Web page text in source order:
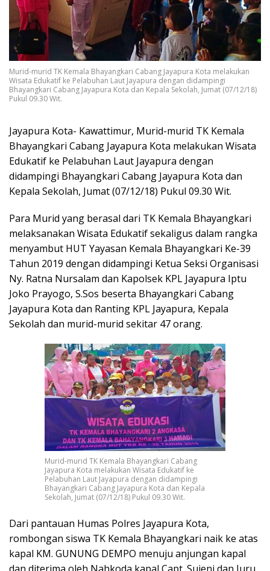
Murid-murid TK Kemala Bhayangkari Cabang Jayapura Kota melakukan
Wisata Edukatif ke Pelabuhan Laut Jayapura dengan didampingi
Bhayangkari Cabang Jayapura Kota dan Kepala Sekolah, Jumat (07/12/18)
Pukul 09.30 Wit.
Jayapura Kota- Kawattimur, Murid-murid TK Kemala
Bhayangkari Cabang Jayapura Kota melakukan Wisata
Edukatif ke Pelabuhan Laut Jayapura dengan
didampingi Bhayangkari Cabang Jayapura Kota dan
Kepala Sekolah, Jumat (07/12/18) Pukul 09.30 Wit.
Para Murid yang berasal dari TK Kemala Bhayangkari
melaksanakan Wisata Edukatif sekaligus dalam rangka
menyambut HUT Yayasan Kemala Bhayangkari Ke-39
Tahun 2019 dengan didampingi Ketua Seksi Organisasi
Ny. Ratna Nursalam dan Kapolsek KPL Jayapura Iptu
Joko Prayogo, S.Sos beserta Bhayangkari Cabang
Jayapura Kota dan Ranting KPL Jayapura, Kepala
Sekolah dan murid-murid sekitar 47 orang.
Murid-murid TK Kemala Bhayangkari Cabang
Jayapura Kota melakukan Wisata Edukatif ke
Pelabuhan Laut Jayapura dengan didampingi
Bhayangkari Cabang Jayapura Kota dan Kepala
Sekolah, Jumat (07/12/18) Pukul 09.30 Wit.
Dari pantauan Humas Polres Jayapura Kota,
rombongan siswa TK Kemala Bhayangkari naik ke atas
kapal KM. GUNUNG DEMPO menuju anjungan kapal